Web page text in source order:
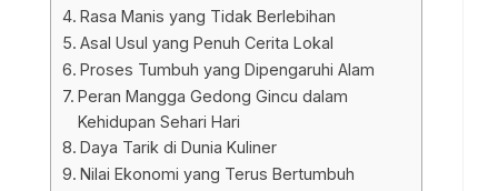
Rasa Manis yang Tidak Berlebihan
Asal Usul yang Penuh Cerita Lokal
Proses Tumbuh yang Dipengaruhi Alam
Peran Mangga Gedong Gincu dalam
Kehidupan Sehari Hari
Daya Tarik di Dunia Kuliner
Nilai Ekonomi yang Terus Bertumbuh